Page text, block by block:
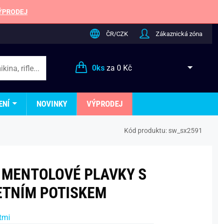
ČR/CZK Zákaznická zóna
0ksza 0 Kč
NOVINKY VÝPRODEJ
Kód produktu: sw_sx2591
PLAVKY S
POTISKEM